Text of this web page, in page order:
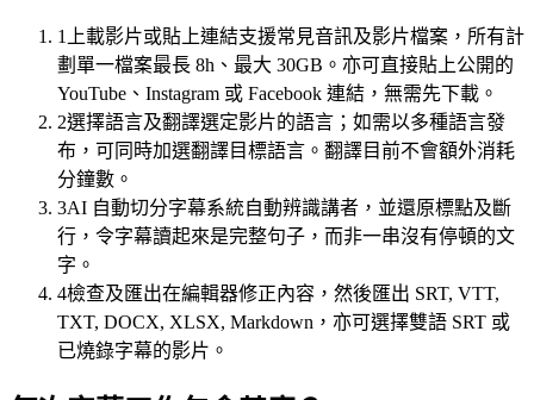
字幕軌
時間對齊 · 樣式範本
登入之後，你會見到這個儀表板。
你所做的每個改動都會即時儲存。
1 上載影片或貼上連結支援常見音訊及影片檔案，所有計
劃單一檔案最長 8h、最大 30GB。亦可直接貼上公開的
YouTube、Instagram 或 Facebook 連結，無需先下載。
2選擇語言及翻譯選定影片的語言；如需以多種語言發
布，可同時加選翻譯目標語言。翻譯目前不會額外消耗
分鐘數。
3AI 自動切分字幕系統自動辨識講者，並還原標點及斷
行，令字幕讀起來是完整句子，而非一串沒有停頓的文
字。
4檢查及匯出在編輯器修正內容，然後匯出 SRT, VTT,
TXT, DOCX, XLSX, Markdown，亦可選擇雙語 SRT 或
已燒錄字幕的影片。